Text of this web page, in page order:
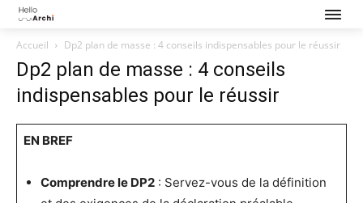
Accueil Dp2 plan de masse : 4 conseils indispensables pour le réussir
Dp2 plan de masse : 4 conseils
indispensables pour le réussir
EN BREF
Comprendre le DP2: Servez-vous de la définition